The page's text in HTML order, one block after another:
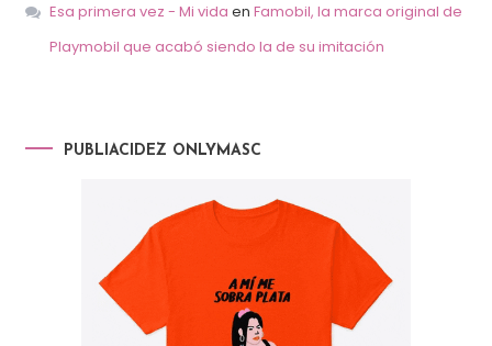
Esa primera vez - Mi vida en Famobil, la marca original de
Playmobil que acabó siendo la de su imitación
PUBLIACIDEZ ONLYMASC